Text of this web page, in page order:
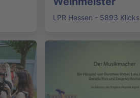
LPR Hessen - 5893 Klicks